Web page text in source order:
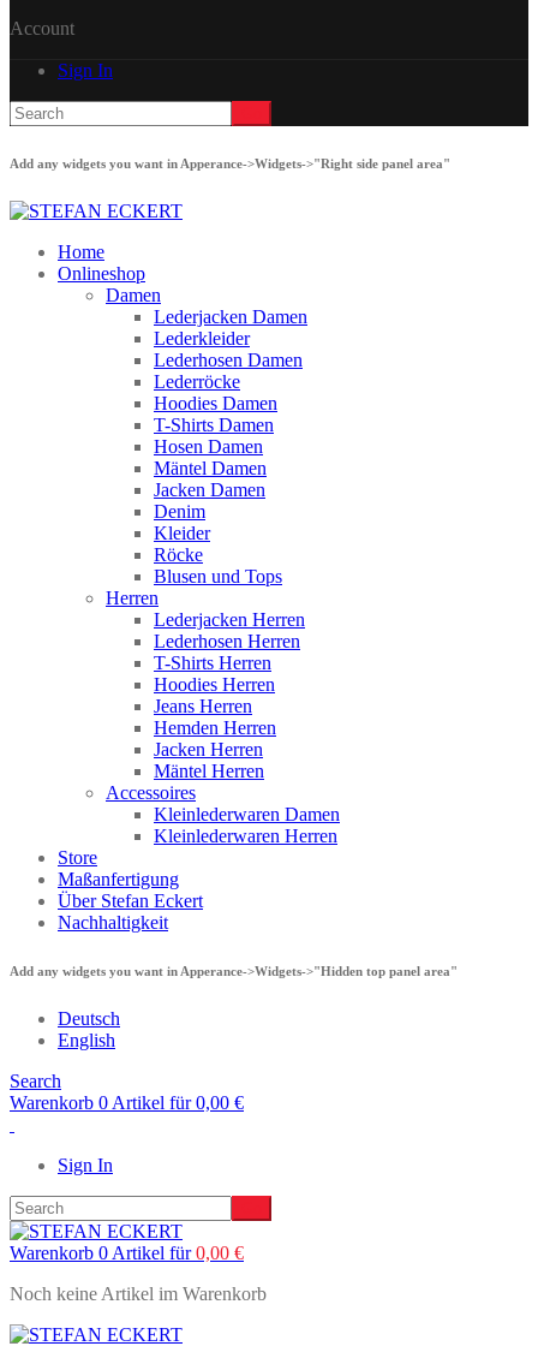
Account
Sign In
Add any widgets you want in Apperance->Widgets->"Right side panel area"
Home
Onlineshop
Damen
Lederjacken Damen
Lederkleider
Lederhosen Damen
Lederröcke
Hoodies Damen
T-Shirts Damen
Hosen Damen
Mäntel Damen
Jacken Damen
Denim
Kleider
Röcke
Blusen und Tops
Herren
Lederjacken Herren
Lederhosen Herren
T-Shirts Herren
Hoodies Herren
Jeans Herren
Hemden Herren
Jacken Herren
Mäntel Herren
Accessoires
Kleinlederwaren Damen
Kleinlederwaren Herren
Store
Maßanfertigung
Über Stefan Eckert
Nachhaltigkeit
Add any widgets you want in Apperance->Widgets->"Hidden top panel area"
Deutsch
English
Search
Warenkorb 0 Artikel für0,00 €
Sign In
Warenkorb 0 Artikel für0,00 €
Noch keine Artikel im Warenkorb